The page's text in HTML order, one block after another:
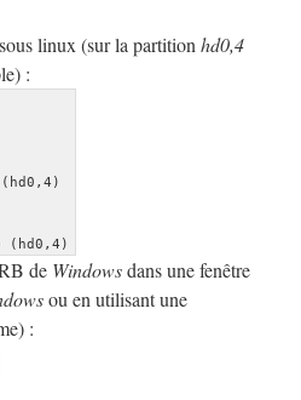
linux (sur la partition hd0,4
:
de Windowsdans une fenêtre
ou en utilisant une
: